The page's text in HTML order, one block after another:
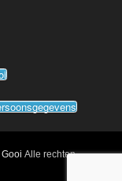
Alle rechten